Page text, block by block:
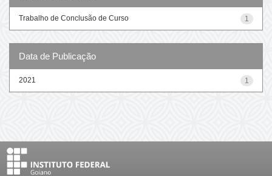
1
Trabalho de Conclusão de Curso
Data de Publicação
1
2021